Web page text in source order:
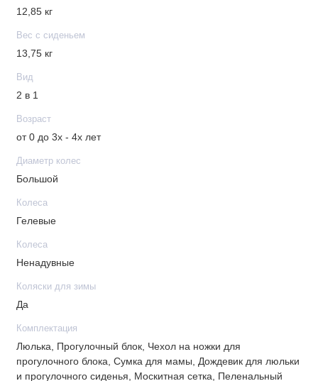
12,85 кг
Вес с сиденьем
13,75 кг
Вид
2 в 1
Возраст
от 0 до 3х - 4х лет
Диаметр колес
Большой
Колеса
Гелевые
Колеса
Ненадувные
Коляски для зимы
Да
Комплектация
Люлька, Прогулочный блок, Чехол на ножки для
прогулочного блока, Сумка для мамы, Дождевик для люльки
и прогулочного сиденья, Москитная сетка, Пеленальный